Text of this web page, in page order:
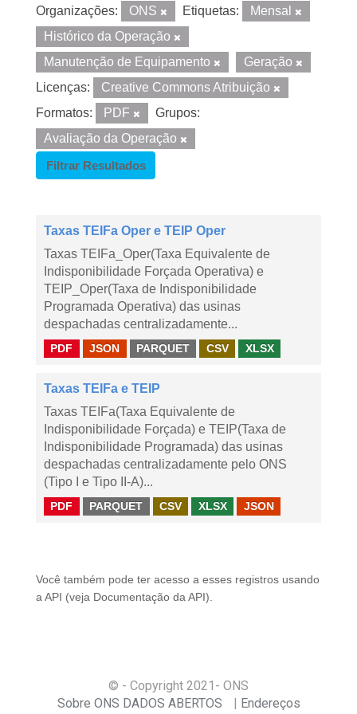
Organizações: ONS Etiquetas:
Mensal
Histórico da Operação
Manutenção de Equipamento
Geração
Licenças:
Creative Commons Atribuição
Formatos:
PDF
Grupos:
Avaliação da Operação
Filtrar Resultados
Taxas TEIFa Oper e TEIP Oper
Taxas TEIFa_Oper(Taxa Equivalente de
Indisponibilidade Forçada Operativa) e
TEIP_Oper(Taxa de Indisponibilidade
Programada Operativa) das usinas
despachadas centralizadamente...
PDF JSON PARQUET CSV XLSX
Taxas TEIFa e TEIP
Taxas TEIFa(Taxa Equivalente de
Indisponibilidade Forçada) e TEIP(Taxa de
Indisponibilidade Programada) das usinas
despachadas centralizadamente pelo ONS
(Tipo I e Tipo II-A)...
PDF PARQUET CSV XLSX JSON
Você também pode ter acesso a esses registros usando
a API (veja Documentação da API ).
© - Copyright 2021 - ONS
Sobre ONS DADOS ABERTOS
Endereços